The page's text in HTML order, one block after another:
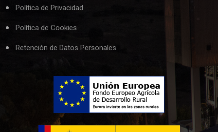
Política de Privacidad
Política de Cookies
Retención de Datos Personales